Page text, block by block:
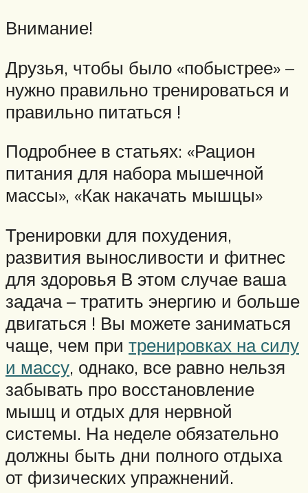
Внимание!
Друзья, чтобы было «побыстрее» –
нужно правильно тренироваться и
правильно питаться !
Подробнее в статьях: «Рацион
питания для набора мышечной
массы», «Как накачать мышцы»
Тренировки для похудения,
развития выносливости и фитнес
для здоровья В этом случае ваша
задача – тратить энергию и больше
двигаться ! Вы можете заниматься
чаще, чем при тренировках на силу
и массу, однако, все равно нельзя
забывать про восстановление
мышц и отдых для нервной
системы. На неделе обязательно
должны быть дни полного отдыха
от физических упражнений.